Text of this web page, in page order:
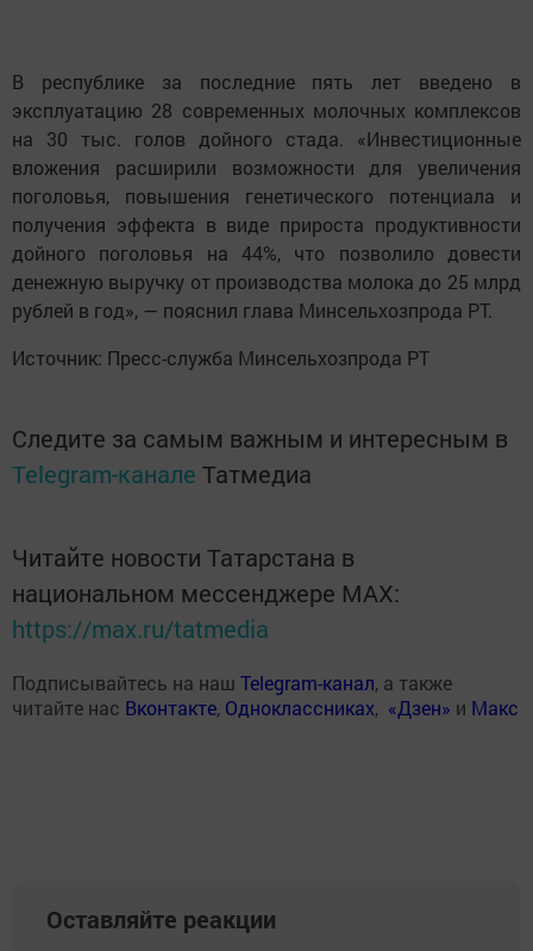
В республике за последние пять лет введено в
эксплуатацию 28 современных молочных комплексов
на 30 тыс. голов дойного стада. «Инвестиционные
вложения расширили возможности для увеличения
поголовья, повышения генетического потенциала и
получения эффекта в виде прироста продуктивности
дойного поголовья на 44%, что позволило довести
денежную выручку от производства молока до 25 млрд
рублей в год», — пояснил глава Минсельхозпрода РТ.
Источник: Пресс-служба Минсельхозпрода РТ
Следите за самым важным и интересным в
Telegram-канале Татмедиа
Читайте новости Татарстана в
национальном мессенджере MАХ:
https://max.ru/tatmedia
Подписывайтесь на наш Telegram-канал, а также
читайте нас Вконтакте, Одноклассниках, «Дзен» и Макс
Оставляйте реакции